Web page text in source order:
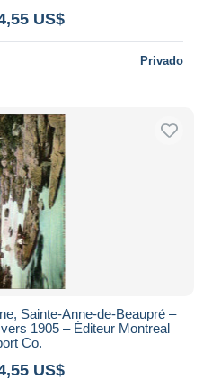
US$
Privado
Sainte-Anne-de-Beaupré –
1905 – Éditeur Montreal
Co.
US$